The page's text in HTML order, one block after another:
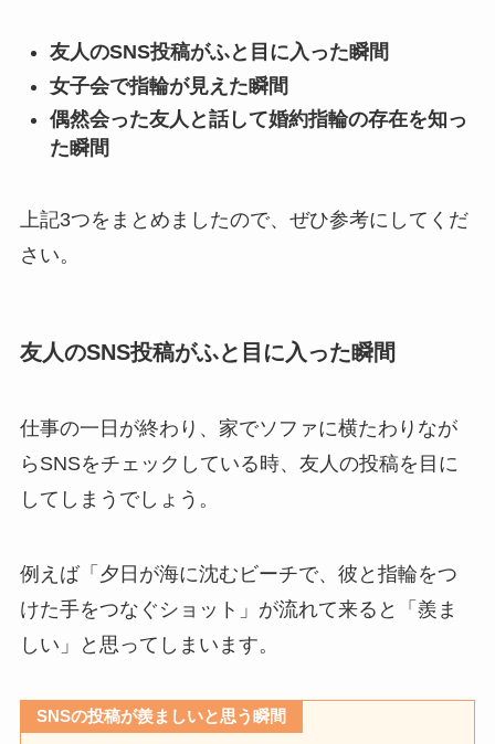
友人のSNS投稿がふと目に入った瞬間
女子会で指輪が見えた瞬間
偶然会った友人と話して婚約指輪の存在を知っ
た瞬間
上記3つをまとめましたので、ぜひ参考にしてくだ
さい。
友人のSNS投稿がふと目に入った瞬間
仕事の一日が終わり、家でソファに横たわりなが
らSNSをチェックしている時、友人の投稿を目に
してしまうでしょう。
例えば「夕日が海に沈むビーチで、彼と指輪をつ
けた手をつなぐショット」が流れて来ると「羨ま
しい」と思ってしまいます。
SNSの投稿が羨ましいと思う瞬間